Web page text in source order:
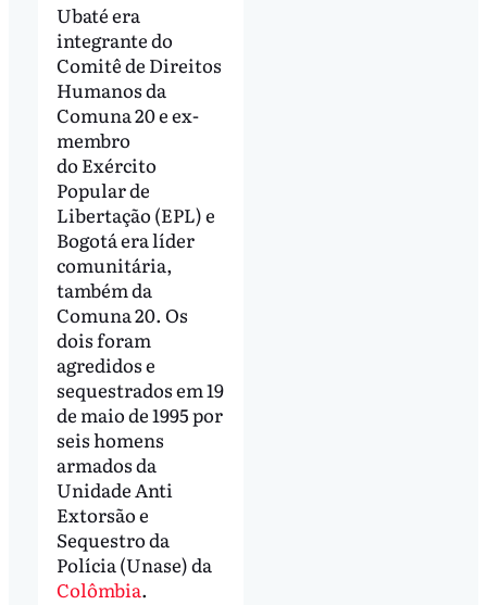
Ubaté era
integrante do
Comitê de Direitos
Humanos da
Comuna 20 e ex-
membro
do Exército
Popular de
Libertação (EPL) e
Bogotá era líder
comunitária,
também da
Comuna 20. Os
dois foram
agredidos e
sequestrados em 19
de maio de 1995 por
seis homens
armados da
Unidade Anti
Extorsão e
Sequestro da
Polícia (Unase) da
Colômbia.